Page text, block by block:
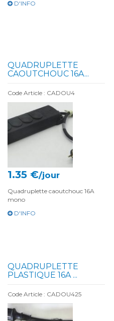
D'INFO
QUADRUPLETTE
CAOUTCHOUC 16A...
Code Article : CADOU4
1.35 €/jour
Quadruplette caoutchouc 16A
mono
D'INFO
QUADRUPLETTE
PLASTIQUE 16A ...
Code Article : CADOU425